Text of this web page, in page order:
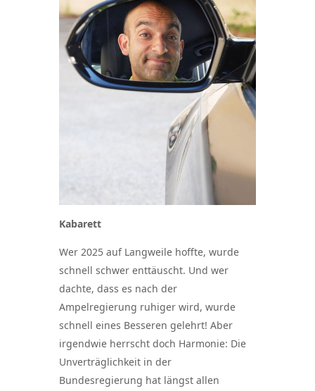
Kabarett
Wer 2025 auf Langweile hoffte, wurde
schnell schwer enttäuscht. Und wer
dachte, dass es nach der
Ampelregierung ruhiger wird, wurde
schnell eines Besseren gelehrt! Aber
irgendwie herrscht doch Harmonie: Die
Unverträglichkeit in der
Bundesregierung hat längst allen